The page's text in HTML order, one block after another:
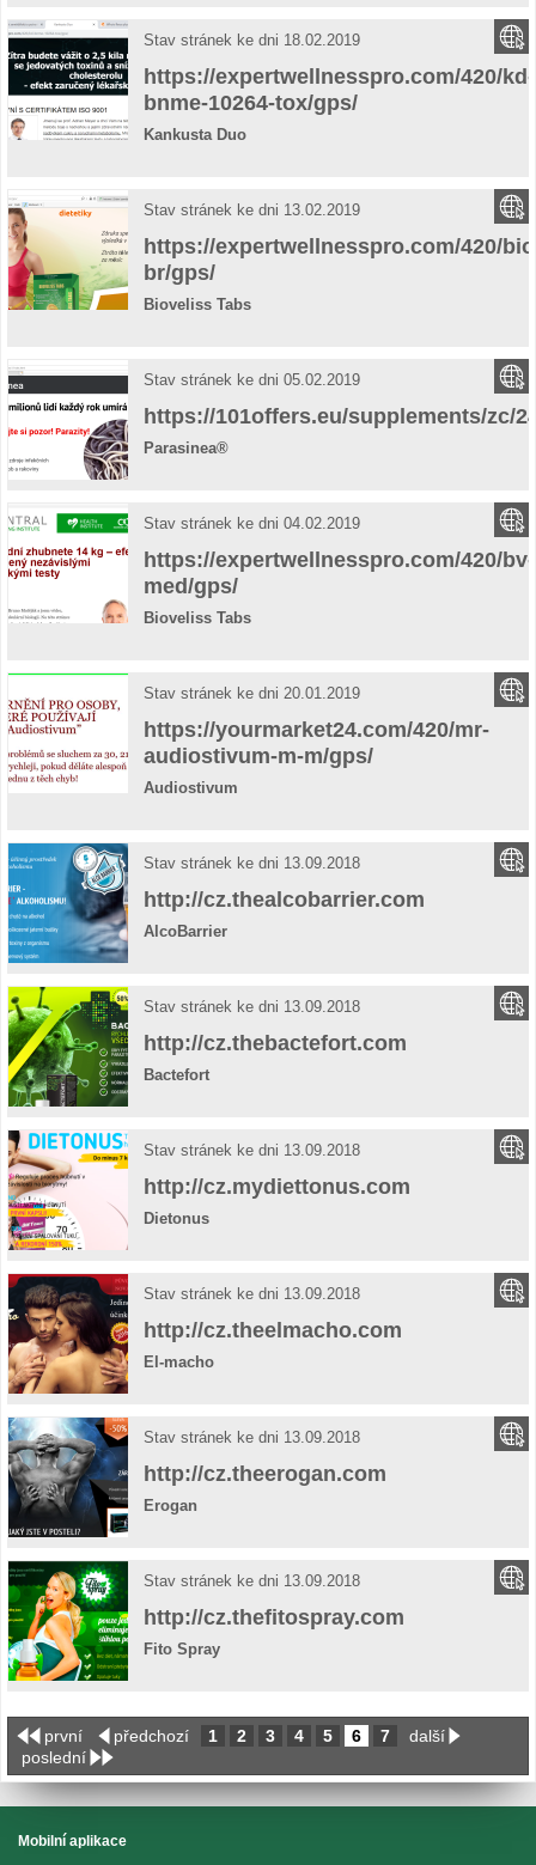
Stav stránek ke dni 18.02.2019
https://expertwellnesspro.com/420/kd-
bnme-10264-tox/gps/
Kankusta Duo
Stav stránek ke dni 13.02.2019
https://expertwellnesspro.com/420/
br/gps/
Bioveliss Tabs
Stav stránek ke dni 05.02.2019
https://101offers.eu/supplements/zc/
Parasinea®
Stav stránek ke dni 04.02.2019
https://expertwellnesspro.com/420/bv-
med/gps/
Bioveliss Tabs
Stav stránek ke dni 20.01.2019
https://yourmarket24.com/420/mr-
audiostivum-m-m/gps/
Audiostivum
Stav stránek ke dni 13.09.2018
http://cz.thealcobarrier.com
AlcoBarrier
Stav stránek ke dni 13.09.2018
http://cz.thebactefort.com
Bactefort
Stav stránek ke dni 13.09.2018
http://cz.mydiettonus.com
Dietonus
Stav stránek ke dni 13.09.2018
http://cz.theelmacho.com
El-macho
Stav stránek ke dni 13.09.2018
http://cz.theerogan.com
Erogan
Stav stránek ke dni 13.09.2018
http://cz.thefitospray.com
Fito Spray
první předchozí 1 2 3 4 5 6 7
další
poslední
Mobilní aplikace